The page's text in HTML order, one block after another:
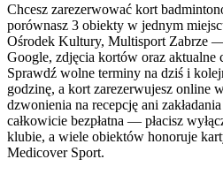
Chcesz zarezerwować kort
porównasz 3 obiekty w jednym
Ośrodek Kultury, Multisport Zabrze
Google, zdjęcia kortów oraz aktualne
Sprawdź wolne terminy na dziś i
godzinę, a kort zarezerwujesz online
dzwonienia na recepcję ani
całkowicie bezpłatna — płacisz
klubie, a wiele obiektów honoruje
Medicover Sport.